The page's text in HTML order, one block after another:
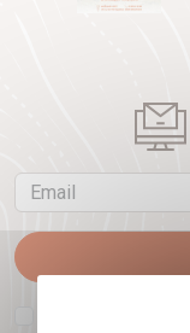
Email